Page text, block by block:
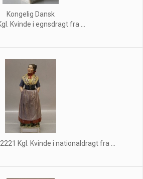
Kongelig Dansk
Kvinde i egnsdragt fra ...
Kgl. Kvinde i nationaldragt fra ...